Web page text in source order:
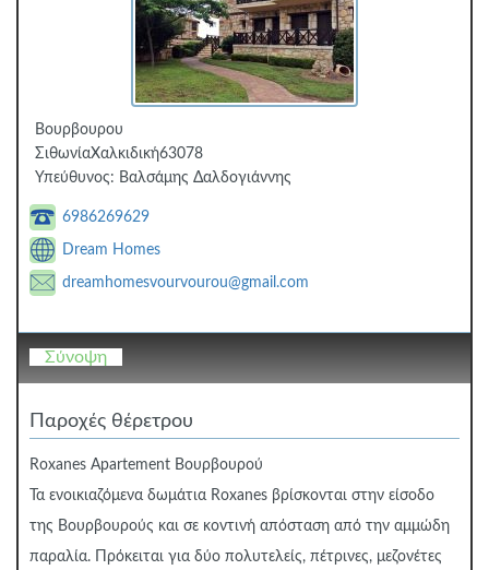
Βουρβουρου
ΣιθωνίαΧαλκιδική63078
Υπεύθυνος: Βαλσάμης Δαλδογιάννης
6986269629
Dream Homes
dreamhomesvourvourou@gmail.com
Σύνοψη
Παροχές θέρετρου
Roxanes Apartement Βουρβουρού
Τα ενοικιαζόμενα δωμάτια Roxanes βρίσκονται στην είσοδο
της Βουρβουρούς και σε κοντινή απόσταση από την αμμώδη
παραλία. Πρόκειται για δύο πολυτελείς, πέτρινες, μεζονέτες